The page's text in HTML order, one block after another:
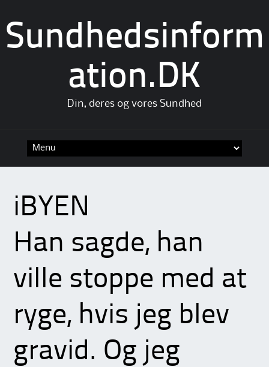
Sundhedsinform
ation.DK
Din, deres og vores Sundhed
iBYEN
Han sagde, han
ville stoppe med at
ryge, hvis jeg blev
gravid. Og jeg